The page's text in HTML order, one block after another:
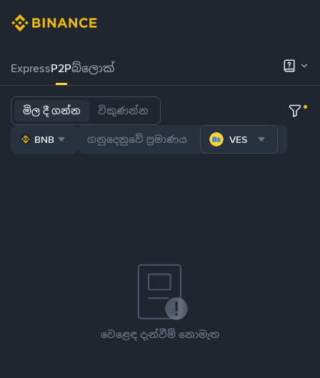
ExpressP2Pබ්ලොක්
මිල දී ගන්න විකුණන්න
BNB VES
වෙළෙඳ දැන්වීම් නොමැත